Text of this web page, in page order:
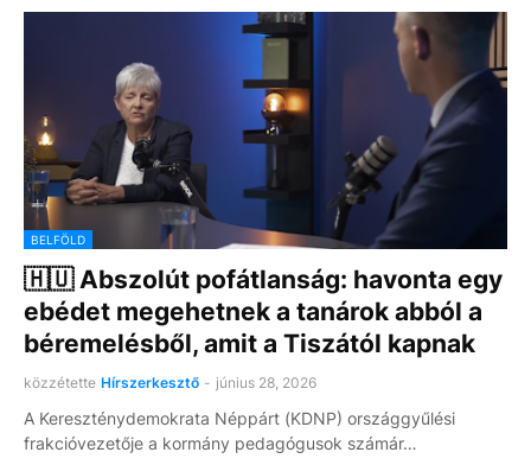
BELFÖLD
🇭🇺 Abszolút pofátlanság: havonta egy
ebédet megehetnek a tanárok abból a
béremelésből, amit a Tiszától kapnak
közzétette Hírszerkesztő - június 28, 2026
A Kereszténydemokrata Néppárt (KDNP) országgyűlési
frakcióvezetője a kormány pedagógusok számár…